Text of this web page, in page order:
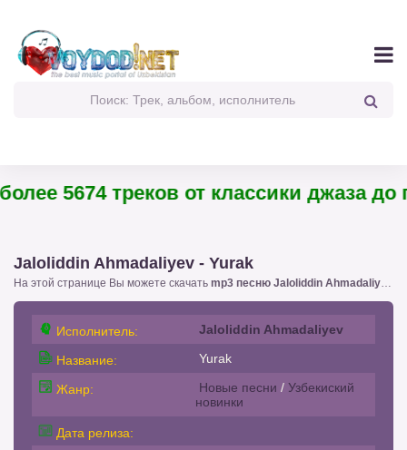
5674 треков от классики джаза до
Jaloliddin Ahmadaliyev - Yurak
На этой странице Вы можете скачать mp3 песню Jaloliddin Ahmadaliyev - Yurak
Исполнитель: Jaloliddin Ahmadaliyev
Название: Yurak
Жанр: Новые песни / Узбекиский
новинки
Дата релиза: